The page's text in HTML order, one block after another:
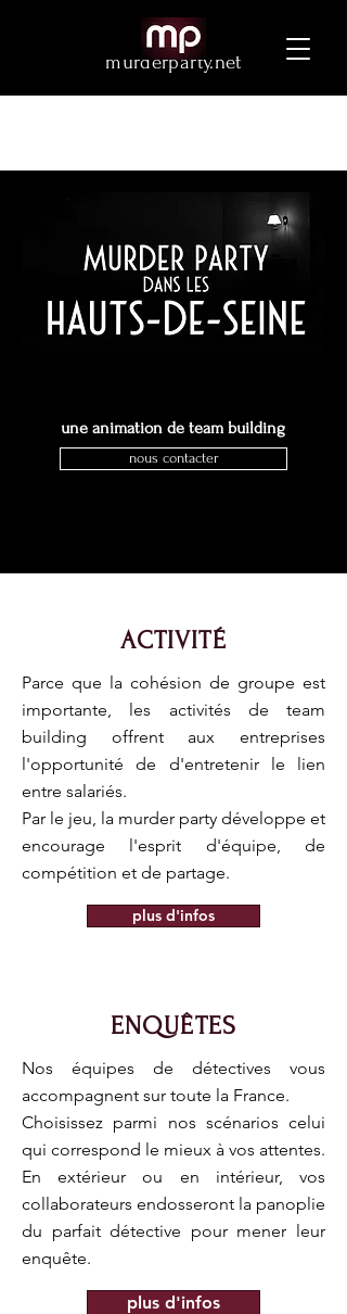
murderparty.net
une animation de team building
nous contacter
ACTIVITÉ
Parce que la cohésion de groupe est
importante, les activités de team
building offrent aux entreprises
l'opportunité de d'entretenir le lien
entre salariés.
Par le jeu, la murder party développe et
encourage l'esprit d'équipe, de
compétition et de partage.
plus d'infos
ENQUÊTES
Nos équipes de détectives vous
accompagnent sur toute la France.
Choisissez parmi nos scénarios celui
qui correspond le mieux à vos attentes.
En extérieur ou en intérieur, vos
collaborateurs endosseront la panoplie
du parfait détective pour mener leur
enquête.
plus d'infos